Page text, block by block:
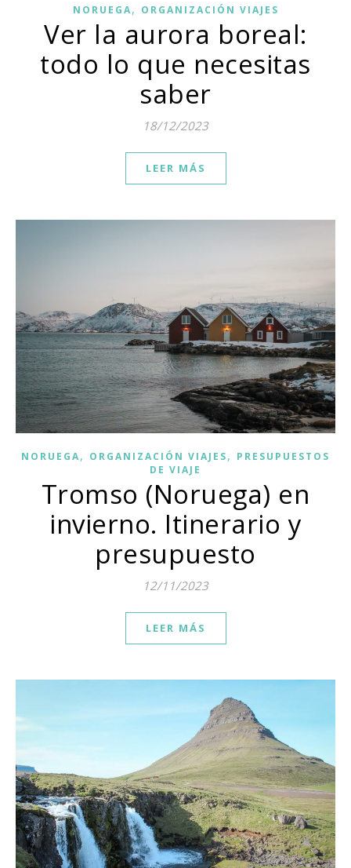
NORUEGA, ORGANIZACIÓN VIAJES
Ver la aurora boreal:
todo lo que necesitas
saber
18/12/2023
LEER MÁS
NORUEGA, ORGANIZACIÓN VIAJES, PRESUPUESTOS
DE VIAJE
Tromso (Noruega) en
invierno. Itinerario y
presupuesto
12/11/2023
LEER MÁS